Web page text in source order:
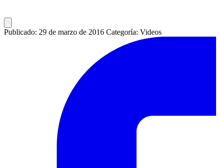
Publicado: 29 de marzo de 2016 Categoría: Videos